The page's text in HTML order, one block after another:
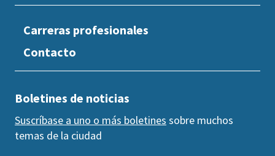
Carreras profesionales
Contacto
Boletines de noticias
Suscríbase a uno o más boletines sobre muchos
temas de la ciudad